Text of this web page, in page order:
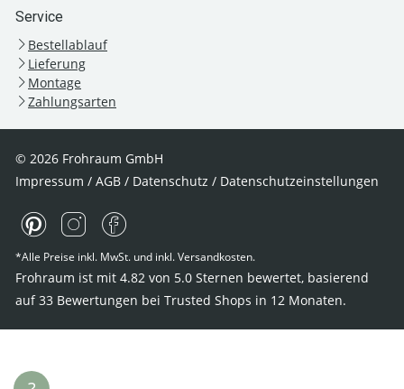
Service
Bestellablauf
Lieferung
Montage
Zahlungsarten
© 2026 Frohraum GmbH
Impressum / AGB / Datenschutz / Datenschutzeinstellungen
*Alle Preise inkl. MwSt. und inkl. Versandkosten.
Frohraum ist mit 4.82 von 5.0 Sternen bewertet, basierend
auf33 Bewertungen bei Trusted Shops in 12 Monaten.